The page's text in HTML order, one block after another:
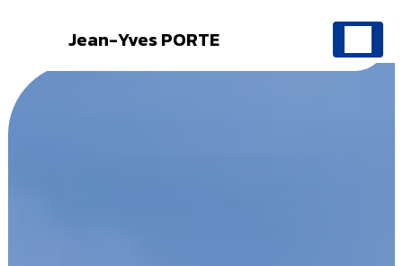
Jean-Yves PORTE
Panneau de gestion des cookies